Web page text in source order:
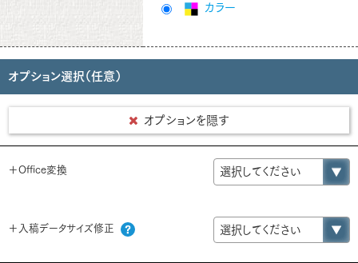
カラー
オプション選択（任意）
オプションを隠す
＋Office変換
＋入稿データサイズ修正